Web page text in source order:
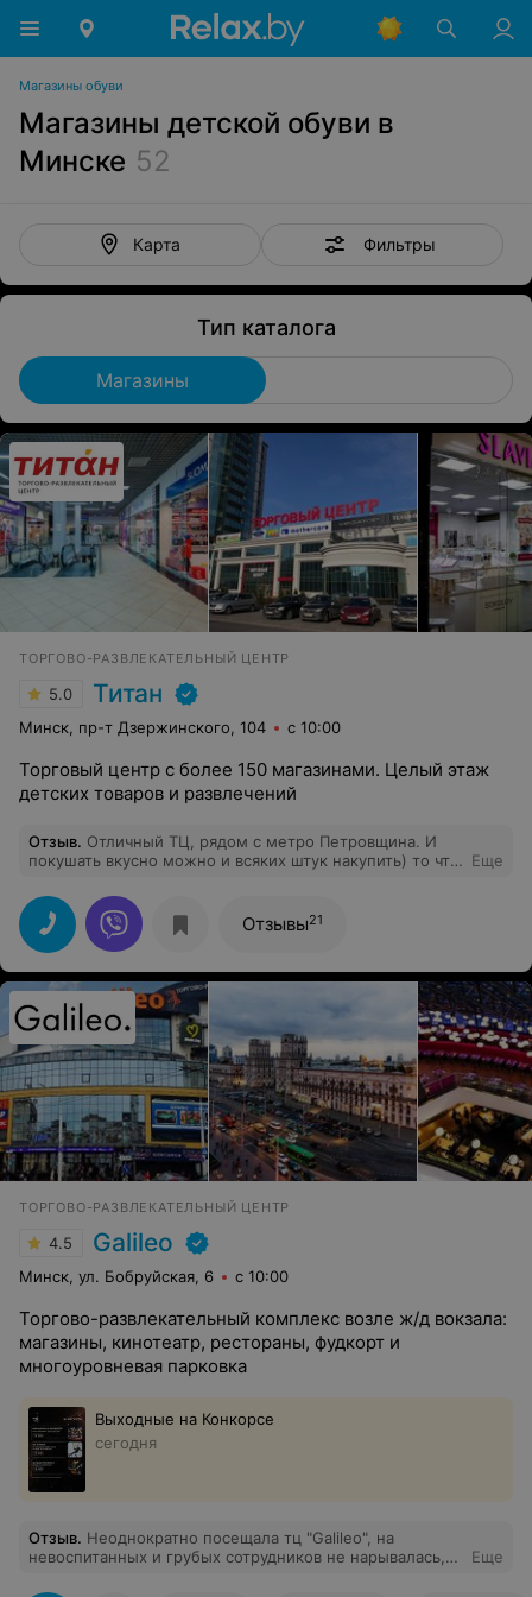
Магазины обуви
Магазины детской обуви в
Минске 52
Карта Фильтры
Тип каталога
Магазины
ТОРГОВО-РАЗВЛЕКАТЕЛЬНЫЙ ЦЕНТР
5.0 Титан
Минск, пр-т Дзержинского, 104 с 10:00
Торговый центр с более 150 магазинами. Целый этаж
детских товаров и развлечений
Отзыв. Отличный ТЦ, рядом с метро Петровщина. И
покушать вкусно можно и всяких штук накупить) то что
Еще
Отзывы21
ТОРГОВО-РАЗВЛЕКАТЕЛЬНЫЙ ЦЕНТР
4.5 Galileo
Минск, ул. Бобруйская, 6 с 10:00
Торгово-развлекательный комплекс возле ж/д вокзала:
магазины, кинотеатр, рестораны, фудкорт и
многоуровневая парковка
Выходные на Конкорсе
сегодня
Отзыв. Неоднократно посещала тц "Galileo", на
невоспитанных и грубых сотрудников не нарывалась,
Еще